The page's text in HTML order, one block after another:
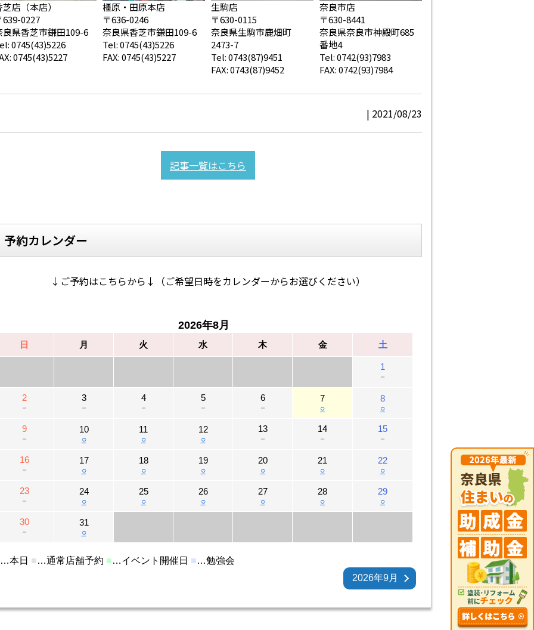
芝店（本店）
639-0227
良県香芝市鎌田109-6
0745(43)5226
0745(43)5227
橿原・田原本店
〒636-0246
奈良県香芝市鎌田109-6
Tel: 0745(43)5226
FAX: 0745(43)5227
生駒店
〒630-0115
奈良県生駒市鹿畑町
2473-7
Tel: 0743(87)9451
FAX: 0743(87)9452
奈良市店
〒630-8441
奈良県奈良市神殿町685
番地4
Tel: 0742(93)7983
FAX: 0742(93)7984
| 2021/08/23
記事一覧はこちら
予約カレンダー
↓ご予約はこちらから↓（ご希望日時をカレンダーからお選びください）
2026年8月
日 月 火 水 木 金 土
1
－
2
－
3
－
4
－
5
－
6
－
7
○
8
○
9
－
10
○
11
○
12
○
13
－
14
－
15
－
16
－
17
○
18
○
19
○
20
○
21
○
22
○
23
－
24
○
25
○
26
○
27
○
28
○
29
○
30
－
31
○
…本日 ■ …通常店舗予約 ■…イベント開催日 ■…勉強会
2026年9月